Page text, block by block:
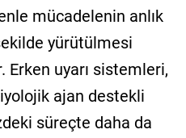
mücadelenin anlık
yürütülmesi
uyarı sistemleri,
ajan destekli
süreçte daha da